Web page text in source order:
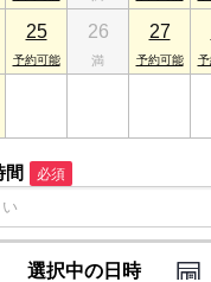
25 26 27
間 必須
選択中の日時